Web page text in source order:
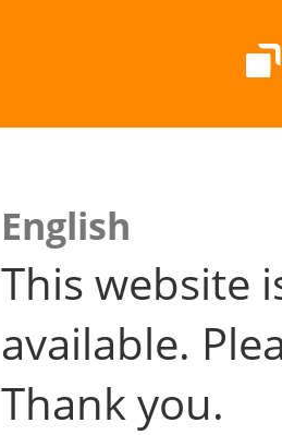
English
This website
available.
Thank you.